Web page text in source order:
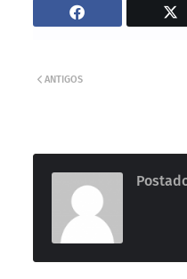
ANTIGOS